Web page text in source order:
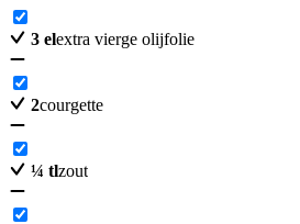
3 elextra vierge olijfolie
2courgette
¼ tlzout